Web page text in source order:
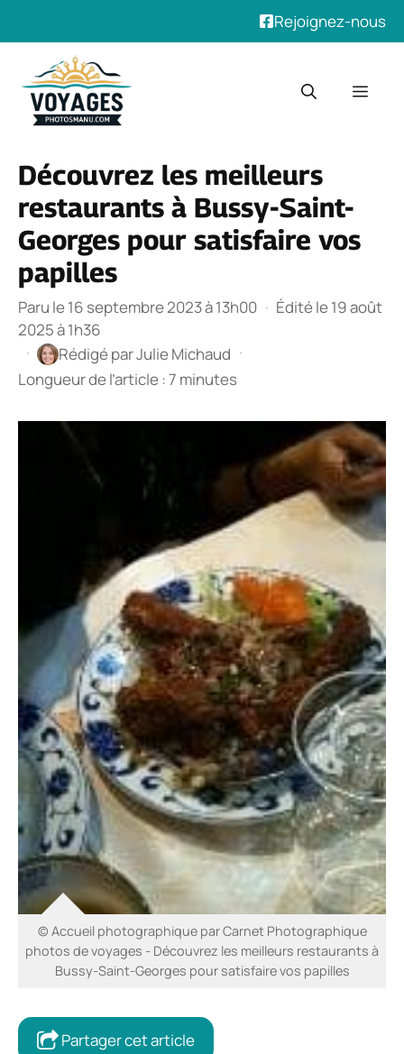
Rejoignez-nous
contenu
Découvrez les meilleurs
restaurants à Bussy-Saint-
Georges pour satisfaire vos
papilles
Paru le 16 septembre 2023 à 13h00 · Édité le 19 août
2025 à 1h36
·
Rédigé parJulie Michaud ·
Longueur de l’article : 7 minutes
© Accueil photographique par Carnet Photographique
photos de voyages - Découvrez les meilleurs restaurants à
Bussy-Saint-Georges pour satisfaire vos papilles
Partager cet article